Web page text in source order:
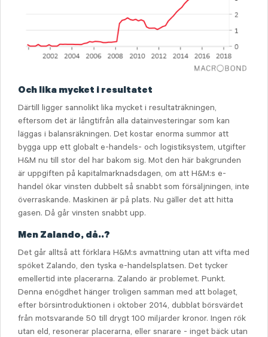
Och lika mycket i resultatet
Därtill ligger sannolikt lika mycket i resultaträkningen,
eftersom det är långtifrån alla datainvesteringar som kan
läggas i balansräkningen. Det kostar enorma summor att
bygga upp ett globalt e-handels- och logistiksystem, utgifter
H&M nu till stor del har bakom sig. Mot den här bakgrunden
är uppgiften på kapitalmarknadsdagen, om att H&M:s e-
handel ökar vinsten dubbelt så snabbt som försäljningen, inte
överraskande. Maskinen är på plats. Nu gäller det att hitta
gasen. Då går vinsten snabbt upp.
Men Zalando, då..?
Det går alltså att förklara H&M:s avmattning utan att vifta med
spöket Zalando, den tyska e-handelsplatsen. Det tycker
emellertid inte placerarna. Zalando är problemet. Punkt.
Denna enögdhet hänger troligen samman med att bolaget,
efter börsintroduktionen i oktober 2014, dubblat börsvärdet
från motsvarande 50 till drygt 100 miljarder kronor. Ingen rök
utan eld, resonerar placerarna, eller snarare - inget bäck utan